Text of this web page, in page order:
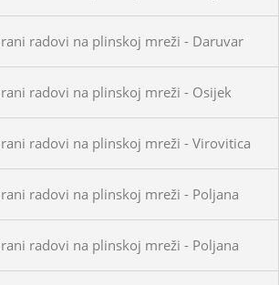
radovi na plinskoj mreži - Daruvar
radovi na plinskoj mreži - Osijek
radovi na plinskoj mreži - Virovitica
radovi na plinskoj mreži - Poljana
radovi na plinskoj mreži - Poljana